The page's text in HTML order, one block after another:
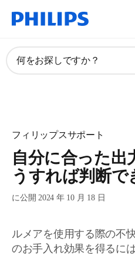
何をお探しですか？
フィリップスサポート
自分に合った出
うすれば判断で
に公開 2024 年 10 月 18 日
ルメアを使用する際の不
のお手入れ効果を得るに